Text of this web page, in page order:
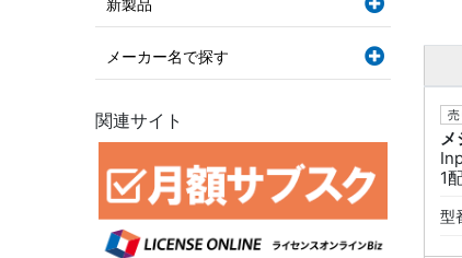
メ
1
型
メーカー名で探す
関連サイト